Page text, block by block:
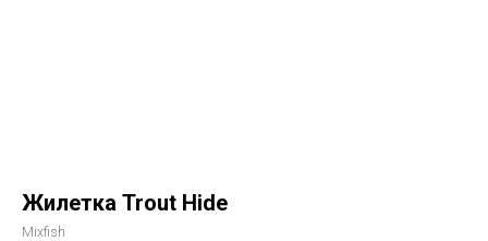
Жилетка Trout Hide
Mixfish